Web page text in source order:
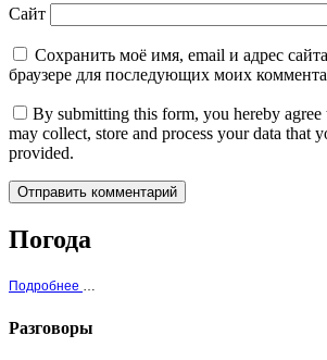
Сайт
Сохранить моё имя, email и адрес
браузере для последующих моих
By submitting this form, you hereby agree
may collect, store and process your data that
provided.
Погода
Подробнее о погоде в Одерихино
Разговоры